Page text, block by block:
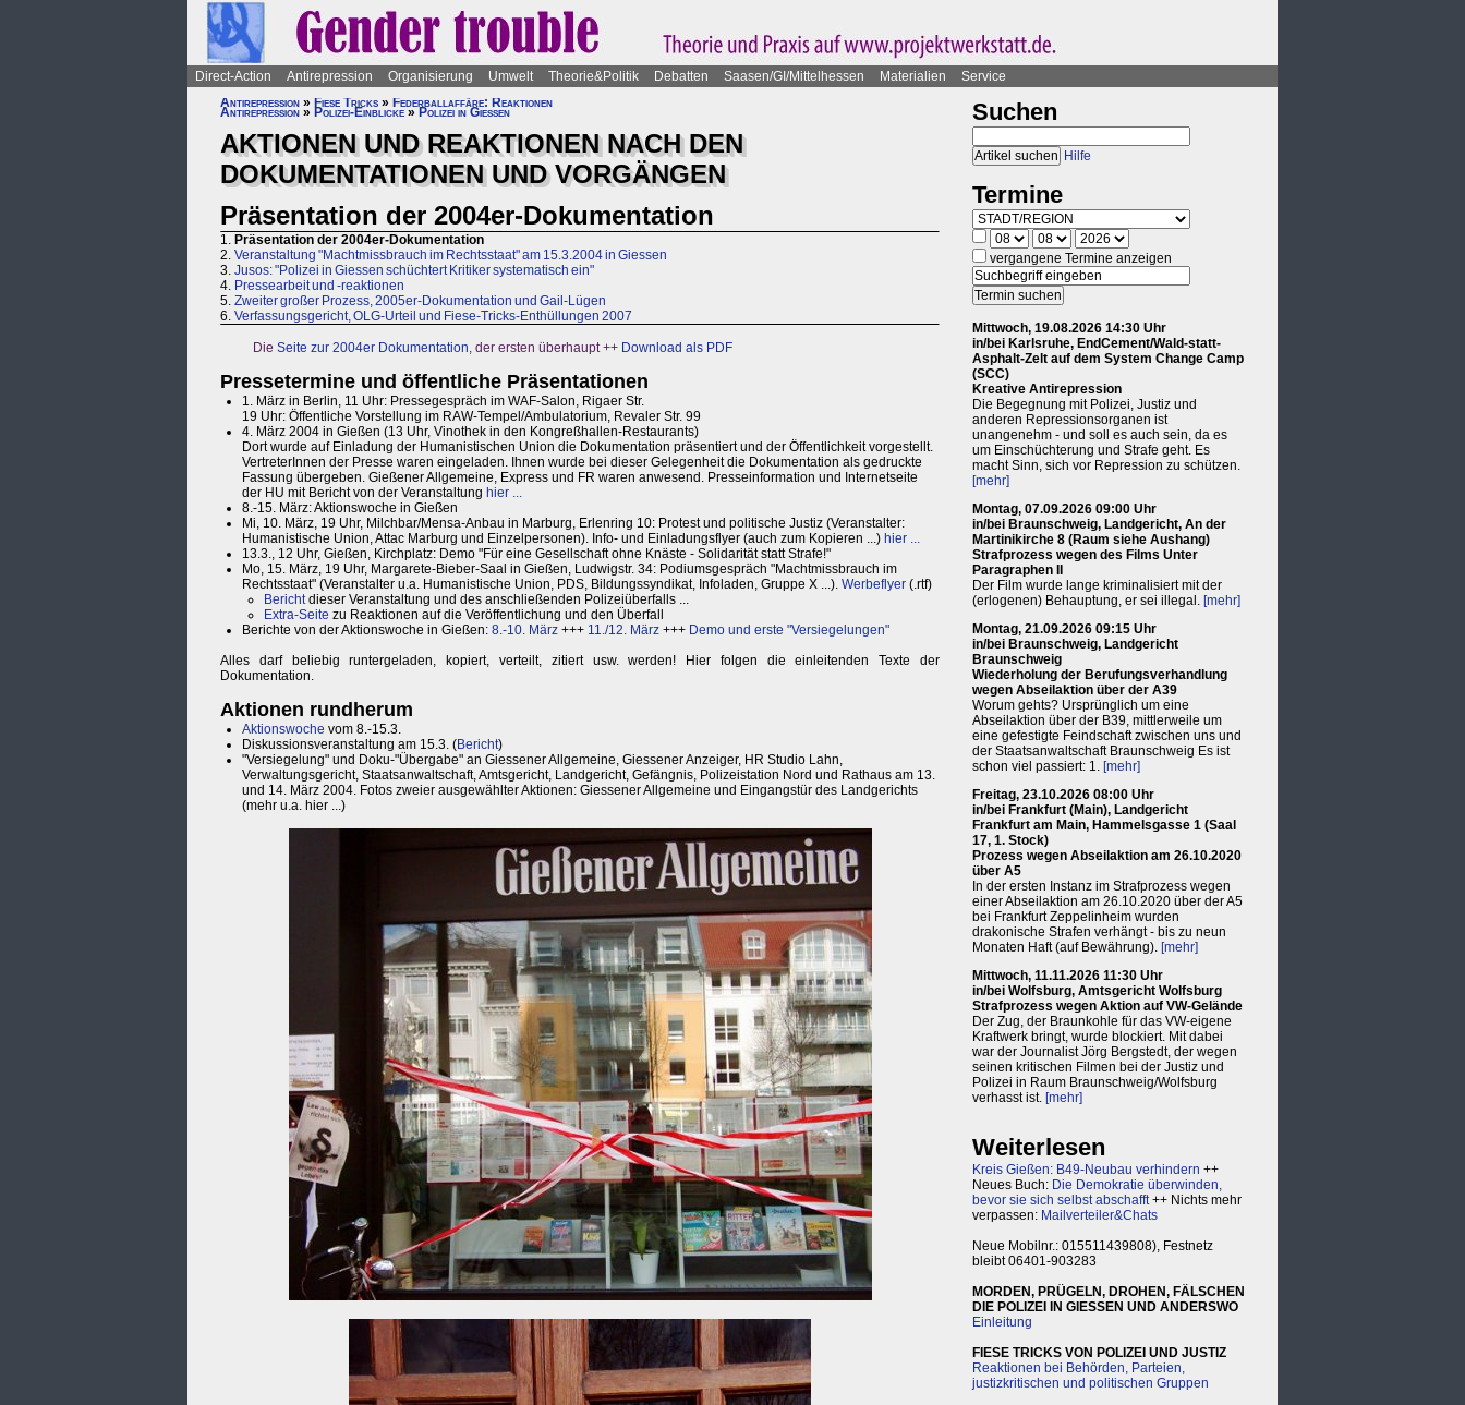
Direct-Action Antirepression Organisierung Umwelt Theorie&Politik Debatten Saasen/GI/Mittelhessen Materialien
Service
Antirepression » Fiese Tricks » Federballaffäre: Reaktionen
Antirepression » Polizei-Einblicke » Polizei in Gießen
AKTIONEN UND REAKTIONEN NACH DEN
DOKUMENTATIONEN UND VORGÄNGEN
Präsentation der 2004er-Dokumentation
1. Präsentation der 2004er-Dokumentation
2. Veranstaltung "Machtmissbrauch im Rechtsstaat" am 15.3.2004 in Giessen
3. Jusos: "Polizei in Giessen schüchtert Kritiker systematisch ein"
4. Pressearbeit und -reaktionen
5. Zweiter großer Prozess, 2005er-Dokumentation und Gail-Lügen
6. Verfassungsgericht, OLG-Urteil und Fiese-Tricks-Enthüllungen 2007
Die Seite zur 2004er Dokumentation, der ersten überhaupt ++ Download als PDF
Pressetermine und öffentliche Präsentationen
1. März in Berlin, 11 Uhr: Pressegespräch im WAF-Salon, Rigaer Str.
19 Uhr: Öffentliche Vorstellung im RAW-Tempel/Ambulatorium, Revaler Str. 99
4. März 2004 in Gießen (13 Uhr, Vinothek in den Kongreßhallen-Restaurants)
Dort wurde auf Einladung der Humanistischen Union die Dokumentation präsentiert und der Öffentlichkeit vorgestellt.
VertreterInnen der Presse waren eingeladen. Ihnen wurde bei dieser Gelegenheit die Dokumentation als gedruckte
Fassung übergeben. Gießener Allgemeine, Express und FR waren anwesend. Presseinformation und Internetseite
der HU mit Bericht von der Veranstaltung hier ...
8.-15. März: Aktionswoche in Gießen
Mi, 10. März, 19 Uhr, Milchbar/Mensa-Anbau in Marburg, Erlenring 10: Protest und politische Justiz (Veranstalter:
Humanistische Union, Attac Marburg und Einzelpersonen). Info- und Einladungsflyer (auch zum Kopieren ...) hier ...
13.3., 12 Uhr, Gießen, Kirchplatz: Demo "Für eine Gesellschaft ohne Knäste - Solidarität statt Strafe!"
Mo, 15. März, 19 Uhr, Margarete-Bieber-Saal in Gießen, Ludwigstr. 34: Podiumsgespräch "Machtmissbrauch im
Rechtsstaat" (Veranstalter u.a. Humanistische Union, PDS, Bildungssyndikat, Infoladen, Gruppe X ...). Werbeflyer (.rtf)
Berichtdieser Veranstaltung und des anschließenden Polizeiüberfalls ...
Extra-Seite zu Reaktionen auf die Veröffentlichung und den Überfall
Berichte von der Aktionswoche in Gießen: 8.-10. März +++ 11./12. März +++ Demo und erste "Versiegelungen"
Alles darf beliebig runtergeladen, kopiert, verteilt, zitiert usw. werden! Hier folgen die einleitenden Texte der
Dokumentation.
Aktionen rundherum
Aktionswoche vom 8.-15.3.
Diskussionsveranstaltung am 15.3. (Bericht)
"Versiegelung" und Doku-"Übergabe" an Giessener Allgemeine, Giessener Anzeiger, HR Studio Lahn,
Verwaltungsgericht, Staatsanwaltschaft, Amtsgericht, Landgericht, Gefängnis, Polizeistation Nord und Rathaus am 13.
und 14. März 2004. Fotos zweier ausgewählter Aktionen: Giessener Allgemeine und Eingangstür des Landgerichts
(mehr u.a. hier ...)
Suchen
Hilfe
Termine
vergangene Termine anzeigen
Mittwoch, 19.08.2026 14:30 Uhr
in/bei Karlsruhe, EndCement/Wald-statt-
Asphalt-Zelt auf dem System Change Camp
(SCC)
Kreative Antirepression
Die Begegnung mit Polizei, Justiz und
anderen Repressionsorganen ist
unangenehm - und soll es auch sein, da es
um Einschüchterung und Strafe geht. Es
macht Sinn, sich vor Repression zu schützen.
[mehr]
Montag, 07.09.2026 09:00 Uhr
in/bei Braunschweig, Landgericht, An der
Martinikirche 8 (Raum siehe Aushang)
Strafprozess wegen des Films Unter
Paragraphen II
Der Film wurde lange kriminalisiert mit der
(erlogenen) Behauptung, er sei illegal. [mehr]
Montag, 21.09.2026 09:15 Uhr
in/bei Braunschweig, Landgericht
Braunschweig
Wiederholung der Berufungsverhandlung
wegen Abseilaktion über der A39
Worum gehts? Ursprünglich um eine
Abseilaktion über der B39, mittlerweile um
eine gefestigte Feindschaft zwischen uns und
der Staatsanwaltschaft Braunschweig Es ist
schon viel passiert: 1. [mehr]
Freitag, 23.10.2026 08:00 Uhr
in/bei Frankfurt (Main), Landgericht
Frankfurt am Main, Hammelsgasse 1 (Saal
17, 1. Stock)
Prozess wegen Abseilaktion am 26.10.2020
über A5
In der ersten Instanz im Strafprozess wegen
einer Abseilaktion am 26.10.2020 über der A5
bei Frankfurt Zeppelinheim wurden
drakonische Strafen verhängt - bis zu neun
Monaten Haft (auf Bewährung). [mehr]
Mittwoch, 11.11.2026 11:30 Uhr
in/bei Wolfsburg, Amtsgericht Wolfsburg
Strafprozess wegen Aktion auf VW-Gelände
Der Zug, der Braunkohle für das VW-eigene
Kraftwerk bringt, wurde blockiert. Mit dabei
war der Journalist Jörg Bergstedt, der wegen
seinen kritischen Filmen bei der Justiz und
Polizei in Raum Braunschweig/Wolfsburg
verhasst ist. [mehr]
Weiterlesen
Kreis Gießen: B49-Neubau verhindern ++
Neues Buch: Die Demokratie überwinden,
bevor sie sich selbst abschafft++ Nichts mehr
verpassen: Mailverteiler&Chats
Neue Mobilnr.: 015511439808), Festnetz
bleibt 06401-903283
MORDEN, PRÜGELN, DROHEN, FÄLSCHEN
DIE POLIZEI IN GIESSEN UND ANDERSWO
Einleitung
FIESE TRICKS VON POLIZEI UND JUSTIZ
Reaktionen bei Behörden, Parteien,
justizkritischen und politischen Gruppen